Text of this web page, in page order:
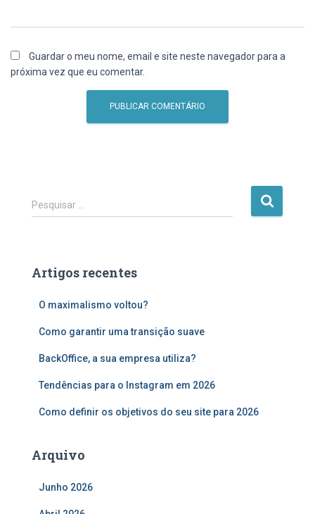
Guardar o meu nome, email e site neste navegador para a
próxima vez que eu comentar.
P
e
i
Pesquisar …
Artigos recentes
O maximalismo voltou?
Como garantir uma transição suave
BackOffice, a sua empresa utiliza?
Tendências para o Instagram em 2026
Como definir os objetivos do seu site para 2026
Arquivo
Junho 2026